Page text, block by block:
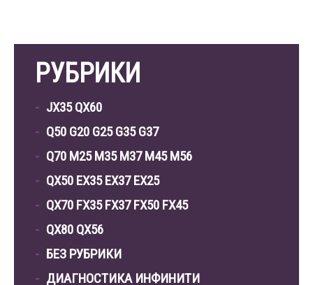
РУБРИКИ
JX35 QX60
Q50 G20 G25 G35 G37
Q70 M25 M35 M37 M45 M56
QX50 EX35 EX37 EX25
QX70 FX35 FX37 FX50 FX45
QX80 QX56
БЕЗ РУБРИКИ
ДИАГНОСТИКА ИНФИНИТИ